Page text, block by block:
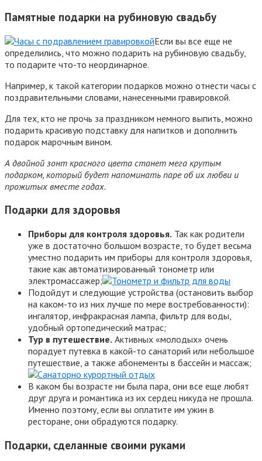
Памятные подарки на рубиновую свадьбу
Если вы все еще не
определились, что можно подарить на рубиновую свадьбу,
то подарите что-то неординарное.
Например, к такой категории подарков можно отнести часы с
поздравительными словами, нанесенными гравировкой.
Для тех, кто не прочь за праздником немного выпить, можно
подарить красивую подставку для напитков и дополнить
подарок марочным вином.
А двойной зонт красного цвета станет мега крутым
подарком, который будет напоминать паре об их любви и
прожитых вместе годах.
Подарки для здоровья
Приборы для контроля здоровья. Так как родители
уже в достаточно большом возрасте, то будет весьма
уместно подарить им приборы для контроля здоровья,
такие как автоматизированный тонометр или
электромассажер;
Подойдут и следующие устройства (остановить выбор
на каком-то из них лучше по мере востребованности):
ингалятор, инфракрасная лампа, фильтр для воды,
удобный ортопедический матрас;
Тур в путешествие. Активных «молодых» очень
порадует путевка в какой-то санаторий или небольшое
путешествие, а также абонементы в бассейн и массаж;
В каком бы возрасте ни была пара, они все еще любят
друг друга и романтика из их сердец никуда не прошла.
Именно поэтому, если вы оплатите им ужин в
ресторане, они обрадуются подарку.
Подарки, сделанные своими руками